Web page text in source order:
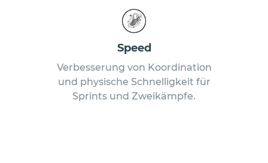
Speed
Verbesserung von Koordination
und physische Schnelligkeit für
Sprints und Zweikämpfe.